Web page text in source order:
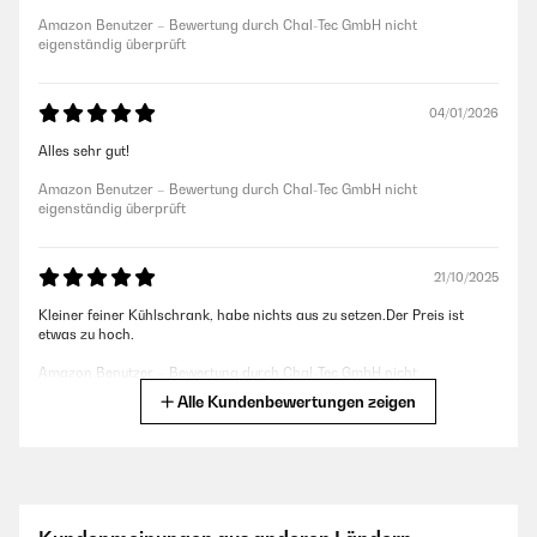
Amazon Benutzer – Bewertung durch Chal-Tec GmbH nicht
eigenständig überprüft
04/01/2026
Alles sehr gut!
Amazon Benutzer – Bewertung durch Chal-Tec GmbH nicht
eigenständig überprüft
21/10/2025
Kleiner feiner Kühlschrank, habe nichts aus zu setzen.Der Preis ist
etwas zu hoch.
Amazon Benutzer – Bewertung durch Chal-Tec GmbH nicht
eigenständig überprüftAlle Kundenbewertungen zeigen